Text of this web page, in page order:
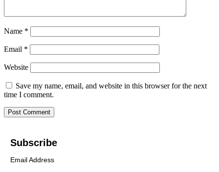
Name *
Email *
Website
Save my name, email, and website in this browser for the next
time I comment.
Subscribe
Email Address